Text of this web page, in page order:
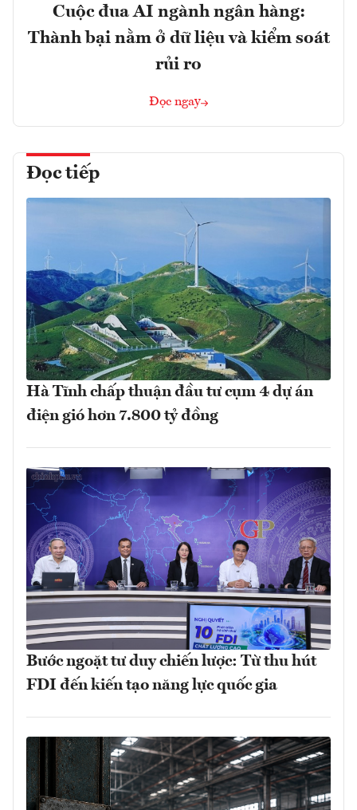
Cuộc đua AI ngành ngân hàng:
Thành bại nằm ở dữ liệu và kiểm soát
rủi ro
Đọc ngay
Đọc tiếp
Hà Tĩnh chấp thuận đầu tư cụm 4 dự án
điện gió hơn 7.800 tỷ đồng
Bước ngoặt tư duy chiến lược: Từ thu hút
FDI đến kiến tạo năng lực quốc gia